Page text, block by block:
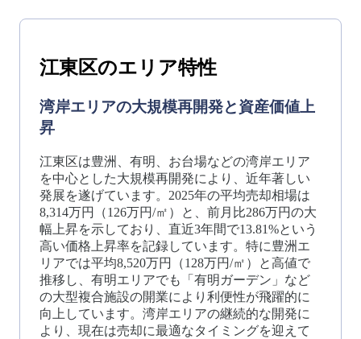
江東区のエリア特性
湾岸エリアの大規模再開発と資産価値上
昇
江東区は豊洲、有明、お台場などの湾岸エリア
を中心とした大規模再開発により、近年著しい
発展を遂げています。2025年の平均売却相場は
8,314万円（126万円/㎡）と、前月比286万円の大
幅上昇を示しており、直近3年間で13.81%という
高い価格上昇率を記録しています。特に豊洲エ
リアでは平均8,520万円（128万円/㎡）と高値で
推移し、有明エリアでも「有明ガーデン」など
の大型複合施設の開業により利便性が飛躍的に
向上しています。湾岸エリアの継続的な開発に
より、現在は売却に最適なタイミングを迎えて